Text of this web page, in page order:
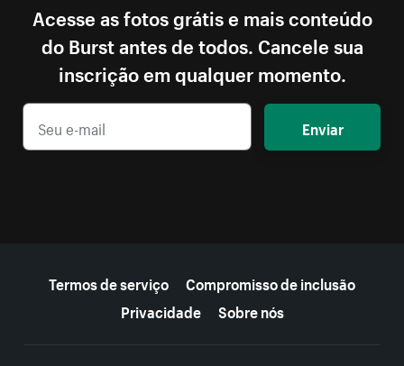
Acesse as fotos grátis e mais conteúdo
do Burst antes de todos. Cancele sua
inscrição em qualquer momento.
Enviar
Termos de serviço
Compromisso de inclusão
Privacidade
Sobre nós